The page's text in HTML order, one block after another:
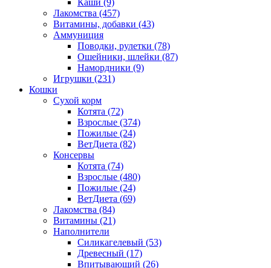
Каши (9)
Лакомства (457)
Витамины, добавки (43)
Аммуниция
Поводки, рулетки (78)
Ошейники, шлейки (87)
Намордники (9)
Игрушки (231)
Кошки
Сухой корм
Котята (72)
Взрослые (374)
Пожилые (24)
ВетДиета (82)
Консервы
Котята (74)
Взрослые (480)
Пожилые (24)
ВетДиета (69)
Лакомства (84)
Витамины (21)
Наполнители
Силикагелевый (53)
Древесный (17)
Впитывающий (26)